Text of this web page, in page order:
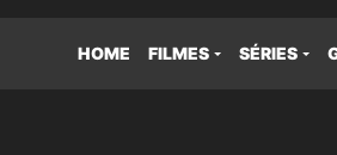
HOME FILMES SÉRIES